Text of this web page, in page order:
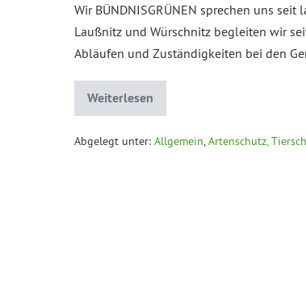
Wir BÜNDNISGRÜNEN sprechen uns
Laußnitz und Würschnitz begleiten wir
Abläufen und Zuständigkeiten bei den
Weiterlesen
Abgelegt unter: Allgemein,Artenschutz,